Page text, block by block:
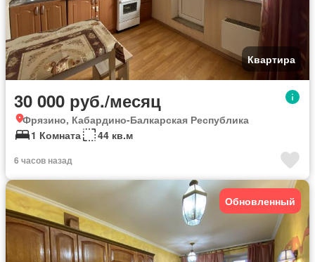
Квартира
30 000 руб./месяц
Фрязино, Кабардино-Балкарская Республика
1 Комната
44 кв.м
6 часов назад
Обновленный